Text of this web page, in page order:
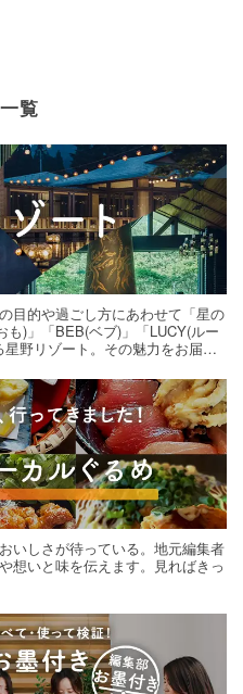
覧
目的や過ごし方にあわせて「星の
)」「BEB(ベブ)」「LUCY(ルー
野リゾート。その魅力をお届け
いしさが待っている。地元編集者
想いと味を伝えます。見ればきっ